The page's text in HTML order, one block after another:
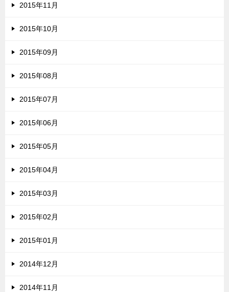
2015年11月
2015年10月
2015年09月
2015年08月
2015年07月
2015年06月
2015年05月
2015年04月
2015年03月
2015年02月
2015年01月
2014年12月
2014年11月